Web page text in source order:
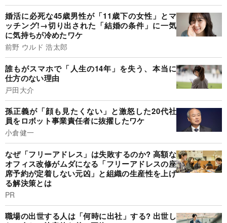
婚活に必死な45歳男性が「11歳下の女性」とマ
ッチング!→切り出された「結婚の条件」に一気
に気持ちが冷めたワケ
前野 ウルド 浩太郎
誰もがスマホで「人生の14年」を失う、本当に
仕方のない理由
戸田大介
孫正義が「顔も見たくない」と激怒した20代社
員をロボット事業責任者に抜擢したワケ
小倉健一
なぜ「フリーアドレス」は失敗するのか? 高額な
オフィス改修がムダになる「フリーアドレスの座
席予約が定着しない元凶」と組織の生産性を上げ
る解決策とは
PR
職場の出世する人は「何時に出社」する? 出世し